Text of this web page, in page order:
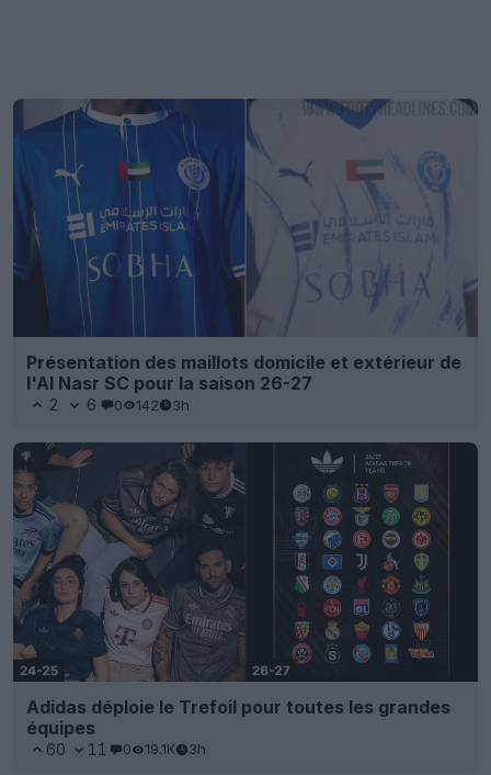
Présentation des maillots domicile et extérieur de
l'Al Nasr SC pour la saison 26-27
2 6 0 142 3h
Adidas déploie le Trefoil pour toutes les grandes
équipes
60 11 0 19.1K 3h